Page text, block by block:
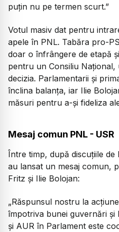
puțin nu pe termen scurt.”
Votul masiv dat pentru
apele în PNL. Tabăra pro-
doar o înfrângere de etapă
pentru un Consiliu
decizia. Parlamentarii și
înclina balanța, iar Ilie
măsuri pentru a-și fideliza
Mesaj comun PNL - USR
Între timp, după discuțiile de
au lansat un mesaj comun,
Fritz și Ilie Bolojan:
„Răspunsul nostru la
împotriva bunei guvernări și
și AUR în Parlament este